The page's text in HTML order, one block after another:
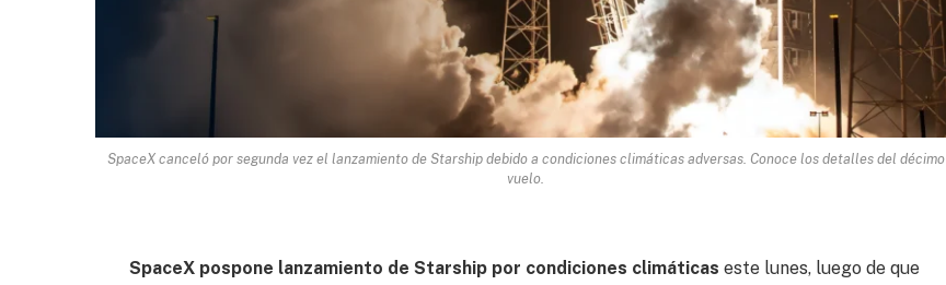
SpaceX canceló por segunda vez el lanzamiento de Starship debido a condiciones climáticas adversas. Conoce los detalles del décimo
vuelo.
SpaceX pospone lanzamiento de Starship por condiciones climáticas este lunes, luego de que